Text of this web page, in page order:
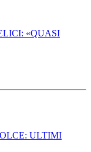
«QUASI
ULTIMI